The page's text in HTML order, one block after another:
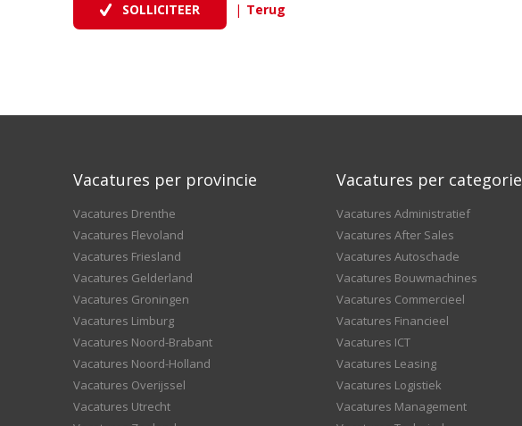
|
Vacatures per provincie
Vacatures Drenthe
Vacatures Flevoland
Vacatures Friesland
Vacatures Gelderland
Vacatures Groningen
Vacatures Limburg
Vacatures Noord-Brabant
Vacatures Noord-Holland
Vacatures Overijssel
Vacatures Utrecht
Vacatures per categorie
Vacatures Administratief
Vacatures After Sales
Vacatures Autoschade
Vacatures Bouwmachines
Vacatures Commercieel
Vacatures Financieel
Vacatures ICT
Vacatures Leasing
Vacatures Logistiek
Vacatures Management